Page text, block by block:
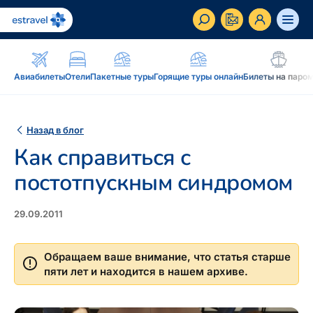
АвиабилетыОтелиПакетные турыГорящие туры онлайнБилеты на
RU EN
преимущества, услуги...
Вдохновение и блог
Блог, подкасты, журнал Traveller, новостная
Подкаст
Новостная рассылка
Рассрочка, подарочная карточка Estravel,
интернет-магазин: reisikaubad.ee, Airalo eSim...
Рассрочка
Постоянному клиенту
Назад в блог
Как справиться с
постотпускным синдромом
29.09.2011
Обращаем ваше внимание, что статья старше
пяти лет и находится в нашем архиве.